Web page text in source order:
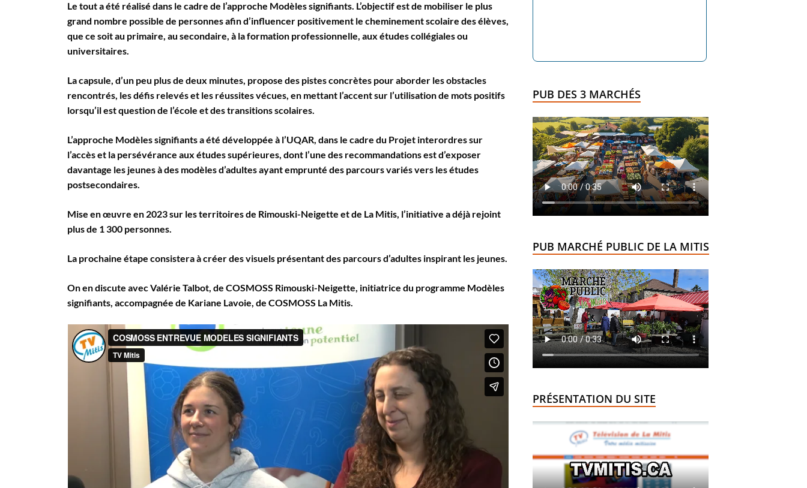
Le tout a été réalisé dans le cadre de l’approche Modèles signifiants. L’objectif est de mobiliser le plus
grand nombre possible de personnes afin d’influencer positivement le cheminement scolaire des élèves,
que ce soit au primaire, au secondaire, à la formation professionnelle, aux études collégiales ou
universitaires.
La capsule, d’un peu plus de deux minutes, propose des pistes concrètes pour aborder les obstacles
rencontrés, les défis relevés et les réussites vécues, en mettant l’accent sur l’utilisation de mots positifs
lorsqu’il est question de l’école et des transitions scolaires.
L’approche Modèles signifiants a été développée à l’UQAR, dans le cadre du Projet interordres sur
l’accès et la persévérance aux études supérieures, dont l’une des recommandations est d’exposer
davantage les jeunes à des modèles d’adultes ayant emprunté des parcours variés vers les études
postsecondaires.
Mise en œuvre en 2023 sur les territoires de Rimouski-Neigette et de La Mitis, l’initiative a déjà rejoint
plus de 1 300 personnes.
La prochaine étape consistera à créer des visuels présentant des parcours d’adultes inspirant les jeunes.
On en discute avec Valérie Talbot, de COSMOSS Rimouski-Neigette, initiatrice du programme Modèles
signifiants, accompagnée de Kariane Lavoie, de COSMOSS La Mitis.
PUB DES 3 MARCHÉS
PUB MARCHÉ PUBLIC DE LA MITIS
PRÉSENTATION DU SITE